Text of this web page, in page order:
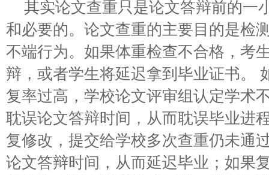
其实论文查重只是论文答辩前的一
和必要的。论文查重的主要目的是检
不端行为。如果体重检查不合格，考
辩，或者学生将延迟拿到毕业证书。
复率过高，学校论文评审组认定学术
耽误论文答辩时间，从而耽误毕业进
复修改，提交给学校多次查重仍未通
论文答辩时间，从而延迟毕业；如果